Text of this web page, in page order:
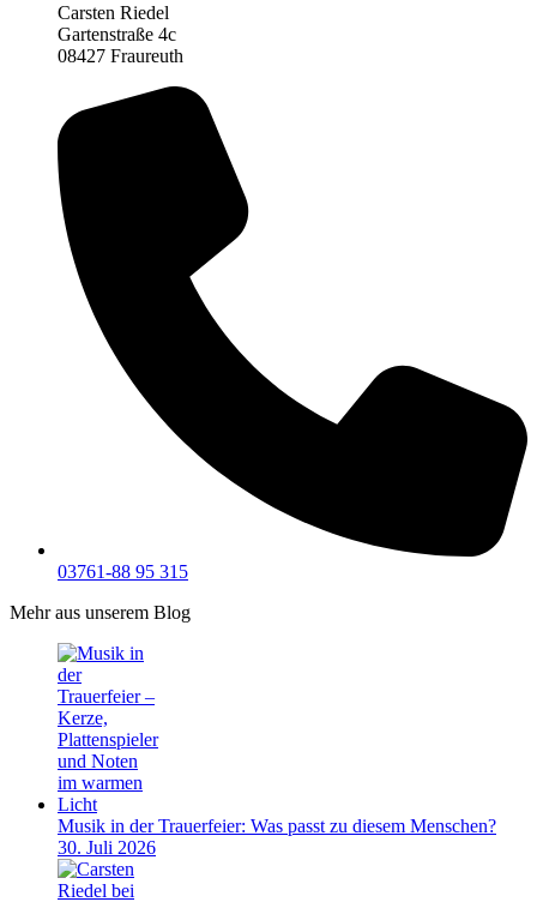
Carsten Riedel
Gartenstraße 4c
08427 Fraureuth
03761-88 95 315
Mehr aus unserem Blog
Musik in der Trauerfeier: Was passt zu diesem Menschen?
30. Juli 2026